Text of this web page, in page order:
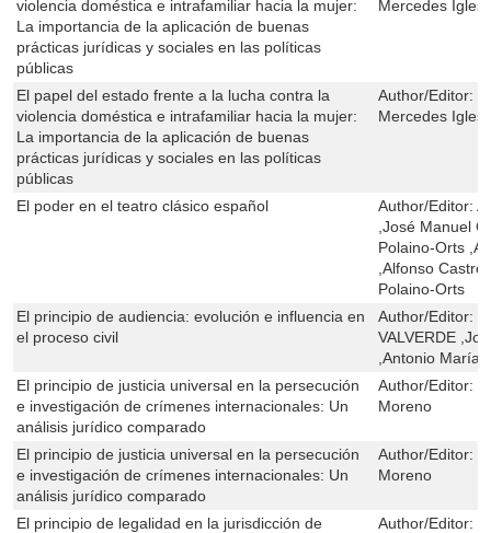
violencia doméstica e intrafamiliar hacia la mujer:
La importancia de la aplicación de buenas
prácticas jurídicas y sociales en las políticas
públicas
Mercedes
El papel del estado frente a la lucha contra la
violencia doméstica e intrafamiliar hacia la mujer:
La importancia de la aplicación de buenas
prácticas jurídicas y sociales en las políticas
públicas
Author/Editor:
Mercedes
El poder en el teatro clásico español Author/Editor:
,José Manuel
Polaino-Orts
,Alfonso
Polaino-Orts
El principio de audiencia: evolución e influencia en
el proceso civil
Author/Editor:
VALVERDE
,Antonio María
El principio de justicia universal en la persecución
e investigación de crímenes internacionales: Un
análisis jurídico comparado
Author/Editor:
Moreno
El principio de justicia universal en la persecución
e investigación de crímenes internacionales: Un
análisis jurídico comparado
Author/Editor:
Moreno
El principio de legalidad en la jurisdicción de
Author/Editor: